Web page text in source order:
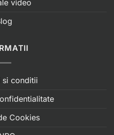
video
si conditii
Cookies